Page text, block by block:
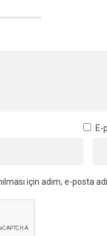
E-
için adım, e-posta